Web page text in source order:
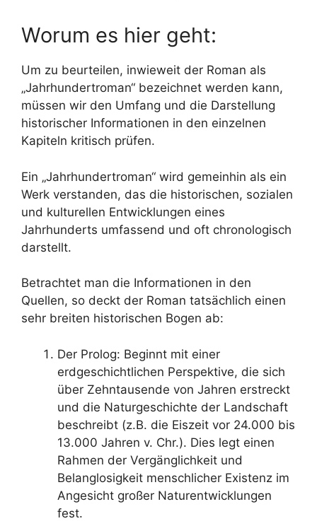
Worum es hier geht:
Um zu beurteilen, inwieweit der Roman als
„Jahrhundertroman“ bezeichnet werden kann,
müssen wir den Umfang und die Darstellung
historischer Informationen in den einzelnen
Kapiteln kritisch prüfen.
Ein „Jahrhundertroman“ wird gemeinhin als ein
Werk verstanden, das die historischen, sozialen
und kulturellen Entwicklungen eines
Jahrhunderts umfassend und oft chronologisch
darstellt.
Betrachtet man die Informationen in den
Quellen, so deckt der Roman tatsächlich einen
sehr breiten historischen Bogen ab:
Der Prolog: Beginnt mit einer
erdgeschichtlichen Perspektive, die sich
über Zehntausende von Jahren erstreckt
und die Naturgeschichte der Landschaft
beschreibt (z.B. die Eiszeit vor 24.000 bis
13.000 Jahren v. Chr.). Dies legt einen
Rahmen der Vergänglichkeit und
Belanglosigkeit menschlicher Existenz im
Angesicht großer Naturentwicklungen
fest.